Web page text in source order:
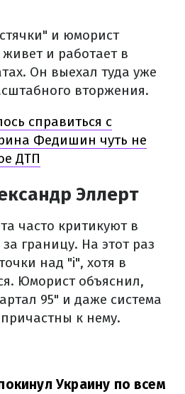
и юморист
и работает в
Он выехал туда уже
вторжения.
справиться с
Федишин чуть не
ДТП
Эллерт
часто критикуют в
границу. На этот раз
над "i", хотя в
Юморист объяснил,
95" и даже система
к нему.
Украину по всем